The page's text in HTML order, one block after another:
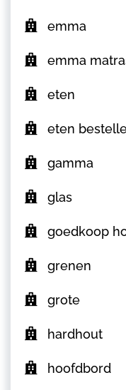
emma
emma
eten
eten
gamma
glas
goedkoop
grenen
grote
hardhout
hoofdbord